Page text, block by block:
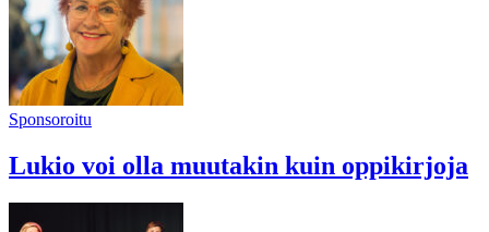
Sponsoroitu
Lukio voi olla muutakin kuin oppikirjoja